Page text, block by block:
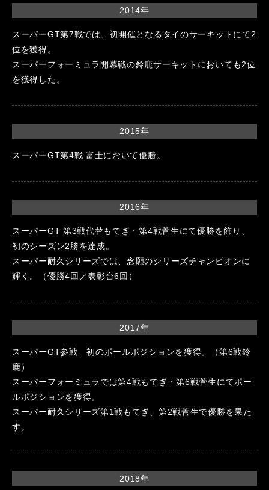
2014年
スーパーGT第7戦では、初開催となるタイのサーキットにて2
位を獲得。
スーパーフォーミュラ開幕戦の鈴鹿サーキットにおいても2位
を獲得した。
2015年
スーパーGT第4戦 富士において優勝。
2016年
スーパーGT 第3戦代替もてぎ・第4戦菅生にて優勝を飾り、
初のシーズン2勝を達成。
スーパー耐久シリーズでは、念願のシリーズチャンピオンに
輝く。（優勝4回／表彰台6回）
2017年
スーパーGT参戦 初のポールポジションを獲得。（第6戦鈴
鹿）
スーパーフォーミュラでは第4戦もてぎ・第6戦菅生にてポー
ルポジションを獲得。
スーパー耐久シリーズ第1戦もてぎ、第2戦菅生で優勝を果た
す。
2018年